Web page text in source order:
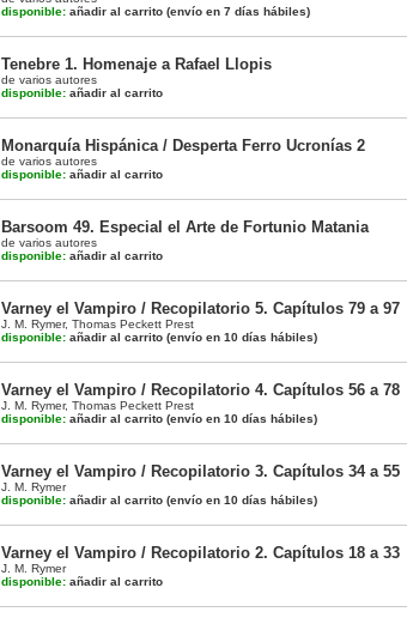
disponible: añadir al carrito (envío en 7 días hábiles)
Tenebre 1. Homenaje a Rafael Llopis
de varios autores
disponible: añadir al carrito
Monarquía Hispánica / Desperta Ferro Ucronías 2
de varios autores
disponible: añadir al carrito
Barsoom 49. Especial el Arte de Fortunio Matania
de varios autores
disponible: añadir al carrito
Varney el Vampiro / Recopilatorio 5. Capítulos 79 a 97
J. M. Rymer, Thomas Peckett Prest
disponible: añadir al carrito (envío en 10 días hábiles)
Varney el Vampiro / Recopilatorio 4. Capítulos 56 a 78
J. M. Rymer, Thomas Peckett Prest
disponible: añadir al carrito (envío en 10 días hábiles)
Varney el Vampiro / Recopilatorio 3. Capítulos 34 a 55
J. M. Rymer
disponible: añadir al carrito (envío en 10 días hábiles)
Varney el Vampiro / Recopilatorio 2. Capítulos 18 a 33
J. M. Rymer
disponible: añadir al carrito